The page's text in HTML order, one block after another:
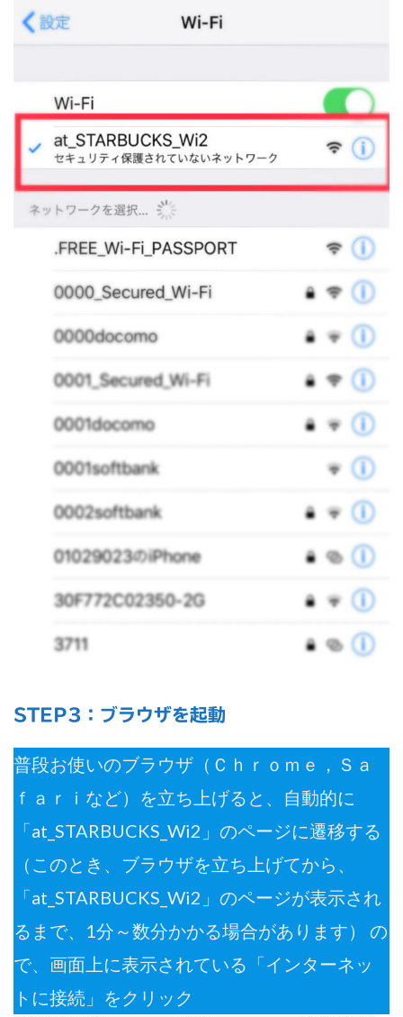
STEP3：ブラウザを起動
普段お使いのブラウザ（Ｃｈｒｏｍｅ，Ｓａ
ｆａｒｉなど）を立ち上げると、自動的に
「at_STARBUCKS_Wi2」のページに遷移する
（このとき、ブラウザを立ち上げてから、
「at_STARBUCKS_Wi2」のページが表示され
るまで、1分～数分かかる場合があります） の
で、画面上に表示されている「インターネッ
トに接続」をクリック